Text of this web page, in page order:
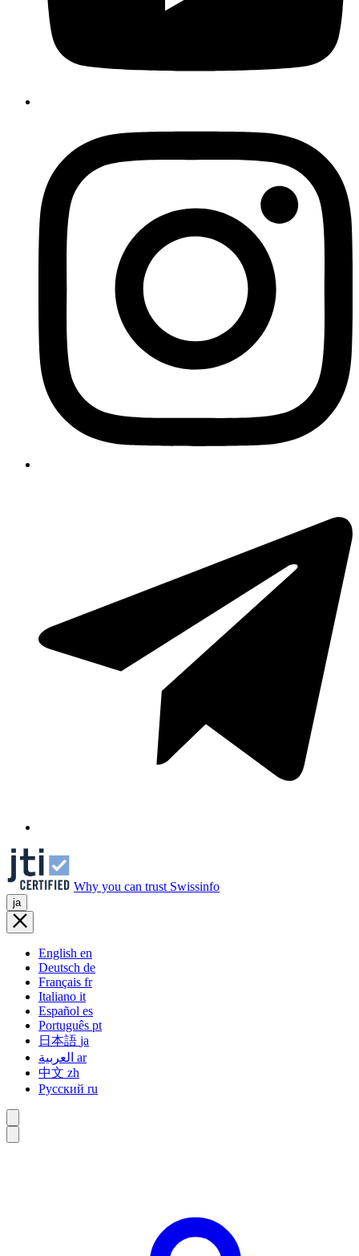
Why you can trust Swissinfo
ja
English en
Deutsch de
Français fr
Italiano it
Español es
Português pt
日本語 ja
ar
中文 zh
Русский ru